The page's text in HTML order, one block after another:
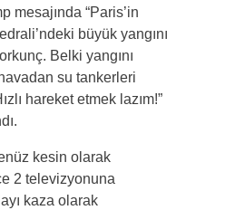
mesajında “Paris’in
büyük yangını
Belki yangını
su tankerleri
hareket etmek lazım!”
kesin olarak
2 televizyonuna
kaza olarak